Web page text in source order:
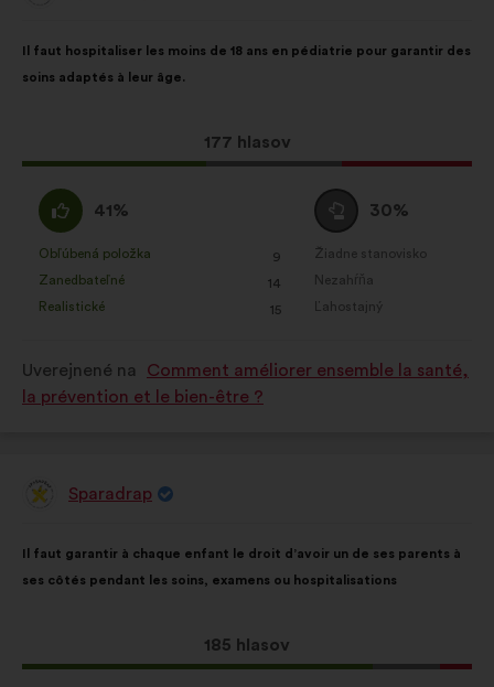
návrhu:
Il faut hospitaliser les moins de 18 ans en pédiatrie pour garantir des
soins adaptés à leur âge.
Tento
návrh
177 hlasov
rozdelením:
Súhlasím
:
41%
Obľúbená položka
: 9
krát
Zanedbateľné
: 14
krát
Realistické
: 15
krát
Neutrálny
hlas
:
30%
Žiadne stanovisko
:krát
Nezahŕňa
:krát
Ľahostajný
:krát
Uverejnené na
Comment améliorer ensemble la santé,
la prévention et le bien-être ?
Návrh: Sparadrap
návrhu:
Il faut garantir à chaque enfant le droit d’avoir un de ses parents à
ses côtés pendant les soins, examens ou hospitalisations
Tento
návrh
185 hlasov
rozdelením: